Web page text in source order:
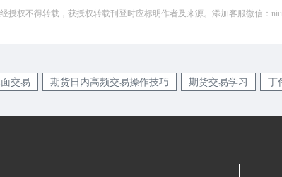
授权不得转载，获授权转载刊登时应标明作者及来源。添加客服微信：
交易 期货日内高频交易操作技巧 期货交易学习 丁